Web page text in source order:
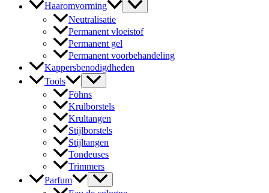
Haaromvorming
Neutralisatie
Permanent vloeistof
Permanent gel
Permanent voorbehandeling
Kappersbenodigdheden
Tools
Föhns
Krulborstels
Krultangen
Stijlborstels
Stijltangen
Tondeuses
Trimmers
Parfum